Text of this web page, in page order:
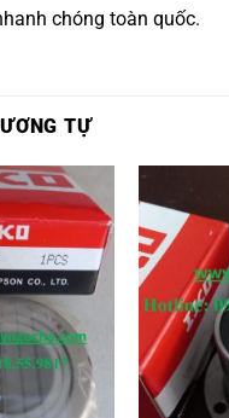
chóng toàn quốc.
TỰ